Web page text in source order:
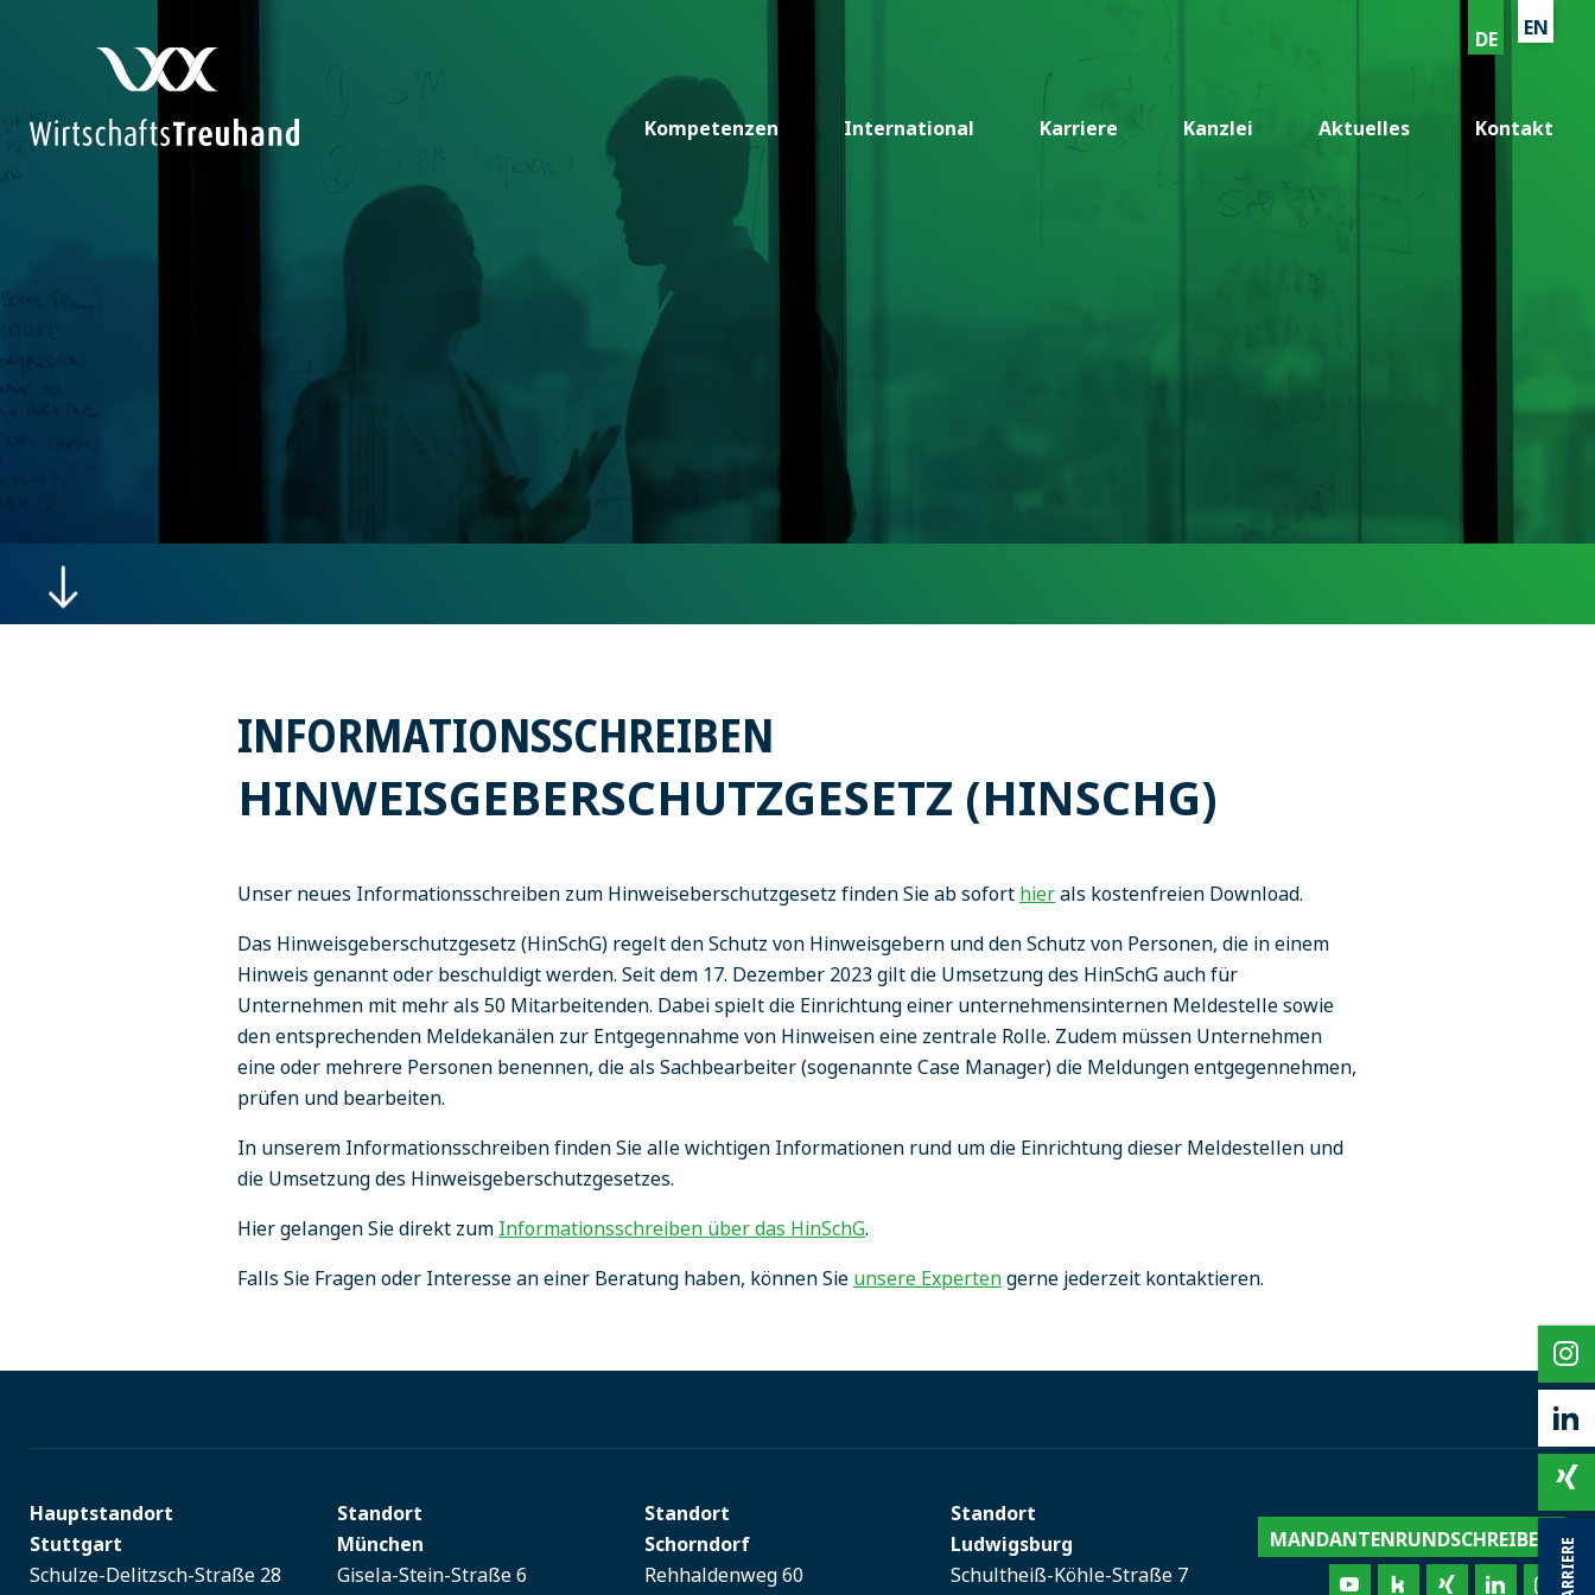
KARRIERE
DE EN
Kompetenzen International Karriere Kanzlei Aktuelles Kontakt
INFORMATIONSSCHREIBEN
HINWEISGEBERSCHUTZGESETZ (HINSCHG)
Unser neues Informationsschreiben zum Hinweiseberschutzgesetz finden Sie ab sofort hierals kostenfreien Download.
Das Hinweisgeberschutzgesetz (HinSchG) regelt den Schutz von Hinweisgebern und den Schutz von Personen, die in einem
Hinweis genannt oder beschuldigt werden. Seit dem 17. Dezember 2023 gilt die Umsetzung des HinSchG auch für
Unternehmen mit mehr als 50 Mitarbeitenden. Dabei spielt die Einrichtung einer unternehmensinternen Meldestelle sowie
den entsprechenden Meldekanälen zur Entgegennahme von Hinweisen eine zentrale Rolle. Zudem müssen Unternehmen
eine oder mehrere Personen benennen, die als Sachbearbeiter (sogenannte Case Manager) die Meldungen entgegennehmen,
prüfen und bearbeiten.
In unserem Informationsschreiben finden Sie alle wichtigen Informationen rund um die Einrichtung dieser Meldestellen und
die Umsetzung des Hinweisgeberschutzgesetzes.
Hier gelangen Sie direkt zum Informationsschreiben über das HinSchG.
Falls Sie Fragen oder Interesse an einer Beratung haben, können Sie unsere Expertengerne jederzeit kontaktieren.
Hauptstandort
Stuttgart
Schulze-Delitzsch-Straße 28
Standort
München
Gisela-Stein-Straße 6
Standort
Schorndorf
Rehhaldenweg 60
Standort
Ludwigsburg
Schultheiß-Köhle-Straße 7
MANDANTENRUNDSCHREIBEN